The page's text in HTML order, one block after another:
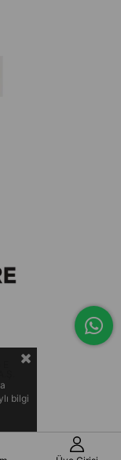
bilgi